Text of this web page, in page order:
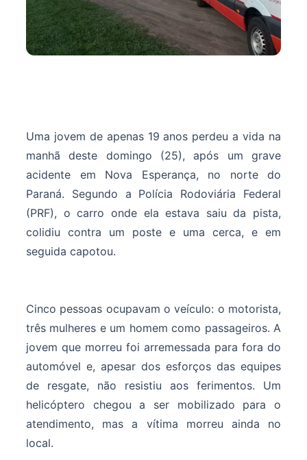
Uma jovem de apenas 19 anos perdeu a vida na
manhã deste domingo (25), após um grave
acidente em Nova Esperança, no norte do
Paraná. Segundo a Polícia Rodoviária Federal
(PRF), o carro onde ela estava saiu da pista,
colidiu contra um poste e uma cerca, e em
seguida capotou.
Cinco pessoas ocupavam o veículo: o motorista,
três mulheres e um homem como passageiros. A
jovem que morreu foi arremessada para fora do
automóvel e, apesar dos esforços das equipes
de resgate, não resistiu aos ferimentos. Um
helicóptero chegou a ser mobilizado para o
atendimento, mas a vítima morreu ainda no
local.